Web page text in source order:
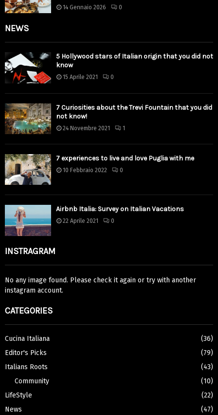
14 Gennaio 2026 0
NEWS
5 Hollywood stars of Italian origin that you did not
know
15 Aprile 2021 0
7 Curiosities about the Trevi Fountain that you did
not know!
24 Novembre 2021 1
7 experiences to live and love Puglia with me
10 Febbraio 2022 0
Airbnb Italia: Survey on Italian Vacations
22 Aprile 2021 0
INSTRAGRAM
No any image found. Please check it again or try with another
instagram account.
CATEGORIES
Cucina Italiana
(36)
Editor's Picks
(79)
Italians Roots
(43)
Community
(10)
LifeStyle
(22)
News
(47)